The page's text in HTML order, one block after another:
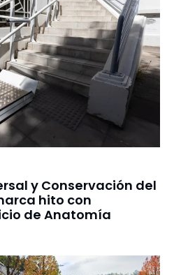
y Conservación del
hito con
de Anatomía